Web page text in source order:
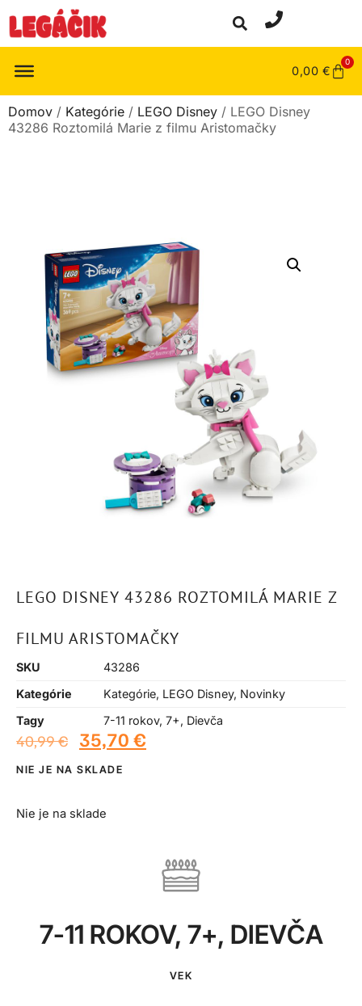
0,00 €
0
Domov / Kategórie / LEGO Disney / LEGO Disney
43286 Roztomilá Marie z filmu Aristomačky
LEGO DISNEY 43286 ROZTOMILÁ MARIE Z
FILMU ARISTOMAČKY
SKU
43286
Kategórie
Kategórie, LEGO Disney, Novinky
Tagy
7-11 rokov, 7+, Dievča
40,99€ 35,70 €
NIE JE NA SKLADE
Nie je na sklade
7-11 ROKOV, 7+, DIEVČA
VEK